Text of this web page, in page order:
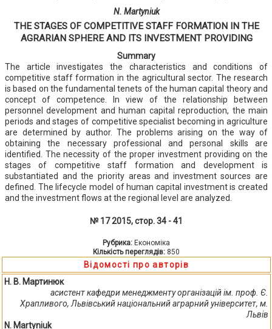
N. Martyniuk
THE STAGES OF COMPETITIVE STAFF FORMATION IN THE
AGRARIAN SPHERE AND ITS INVESTMENT PROVIDING
Summary
The article investigates the characteristics and conditions of
competitive staff formation in the agricultural sector. The research
is based on the fundamental tenets of the human capital theory and
concept of competence. In view of the relationship between
personnel development and human capital reproduction, the main
periods and stages of competitive specialist becoming in agriculture
are determined by author. The problems arising on the way of
obtaining the necessary professional and personal skills are
identified. The necessity of the proper investment providing on the
stages of competitive staff formation and development is
substantiated and the priority areas and investment sources are
defined. The lifecycle model of human capital investment is created
and the investment flows at the regional level are analyzed.
№ 17 2015, стор. 34 - 41
Рубрика: Економіка
Кількість переглядів: 850
Відомості про авторів
Н. В. Мартинюк
асистент кафедри менеджменту організацій ім. проф. Є.
Храпливого, Львівський національний аграрний університет, м.
Львів
N. Martyniuk